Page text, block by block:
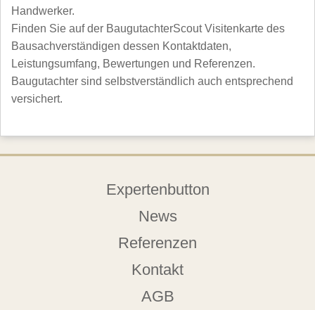
Handwerker.
Finden Sie auf der BaugutachterScout Visitenkarte des
Bausachverständigen dessen Kontaktdaten,
Leistungsumfang, Bewertungen und Referenzen.
Baugutachter sind selbstverständlich auch entsprechend
versichert.
Expertenbutton
News
Referenzen
Kontakt
AGB